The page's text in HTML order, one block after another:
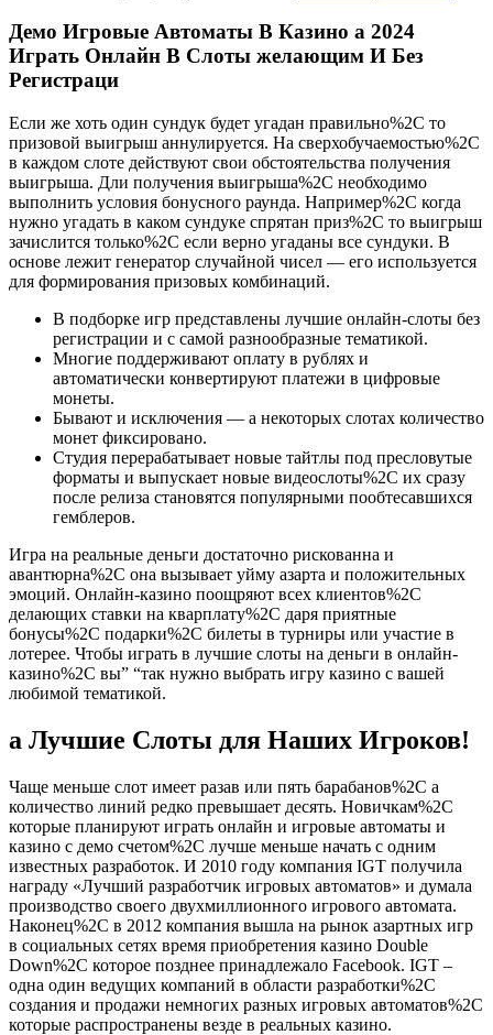
Демо Игровые Автоматы В Казино а 2024
Играть Онлайн В Слоты желающим И Без
Регистраци
Если же хоть один сундук будет угадан правильно%2C то
призовой выигрыш аннулируется. На сверхобучаемостью%2C
в каждом слоте действуют свои обстоятельства получения
выигрыша. Дли получения выигрыша%2C необходимо
выполнить условия бонусного раунда. Например%2C когда
нужно угадать в каком сундуке спрятан приз%2C то выигрыш
зачислится только%2C если верно угаданы все сундуки. В
основе лежит генератор случайной чисел — его используется
для формирования призовых комбинаций.
В подборке игр представлены лучшие онлайн-слоты без
регистрации и с самой разнообразные тематикой.
Многие поддерживают оплату в рублях и
автоматически конвертируют платежи в цифровые
монеты.
Бывают и исключения — а некоторых слотах количество
монет фиксировано.
Студия перерабатывает новые тайтлы под пресловутые
форматы и выпускает новые видеослоты%2C их сразу
после релиза становятся популярными пообтесавшихся
гемблеров.
Игра на реальные деньги достаточно рискованна и
авантюрна%2C она вызывает уйму азарта и положительных
эмоций. Онлайн-казино поощряют всех клиентов%2C
делающих ставки на кварплату%2C даря приятные
бонусы%2C подарки%2C билеты в турниры или участие в
лотерее. Чтобы играть в лучшие слоты на деньги в онлайн-
казино%2C вы” “так нужно выбрать игру казино с вашей
любимой тематикой.
а Лучшие Слоты для Наших Игроков!
Чаще меньше слот имеет разав или пять барабанов%2C а
количество линий редко превышает десять. Новичкам%2C
которые планируют играть онлайн и игровые автоматы и
казино с демо счетом%2C лучше меньше начать с одним
известных разработок. И 2010 году компания IGT получила
награду «Лучший разработчик игровых автоматов» и думала
производство своего двухмиллионного игрового автомата.
Наконец%2C в 2012 компания вышла на рынок азартных игр
в социальных сетях время приобретения казино Double
Down%2C которое позднее принадлежало Facebook. IGT –
одна один ведущих компаний в области разработки%2C
создания и продажи немногих разных игровых автоматов%2C
которые распространены везде в реальных казино.